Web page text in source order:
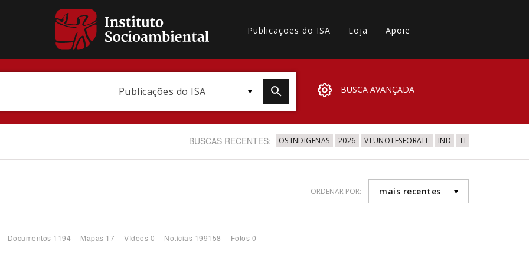
Publicações do ISA Loja Apoie
Publicações do ISA BUSCA AVANÇADA
BUSCAS RECENTES: OS INDIGENAS 2026 VTUNOTESFORALL IND TI
ORDENAR POR: mais recentes
Documentos 1194 Mapas 17 Vídeos 0 Notícias 199158 Fotos 0